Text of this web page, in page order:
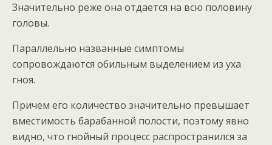
Значительно реже она отдается на всю половину
головы.
Параллельно названные симптомы
сопровождаются обильным выделением из уха
гноя.
Причем его количество значительно превышает
вместимость барабанной полости, поэтому явно
видно, что гнойный процесс распространился за